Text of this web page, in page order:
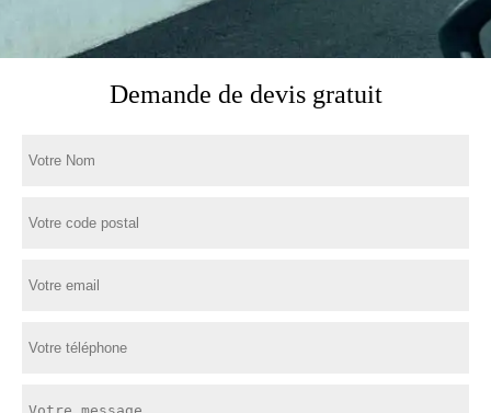
Demande de devis gratuit